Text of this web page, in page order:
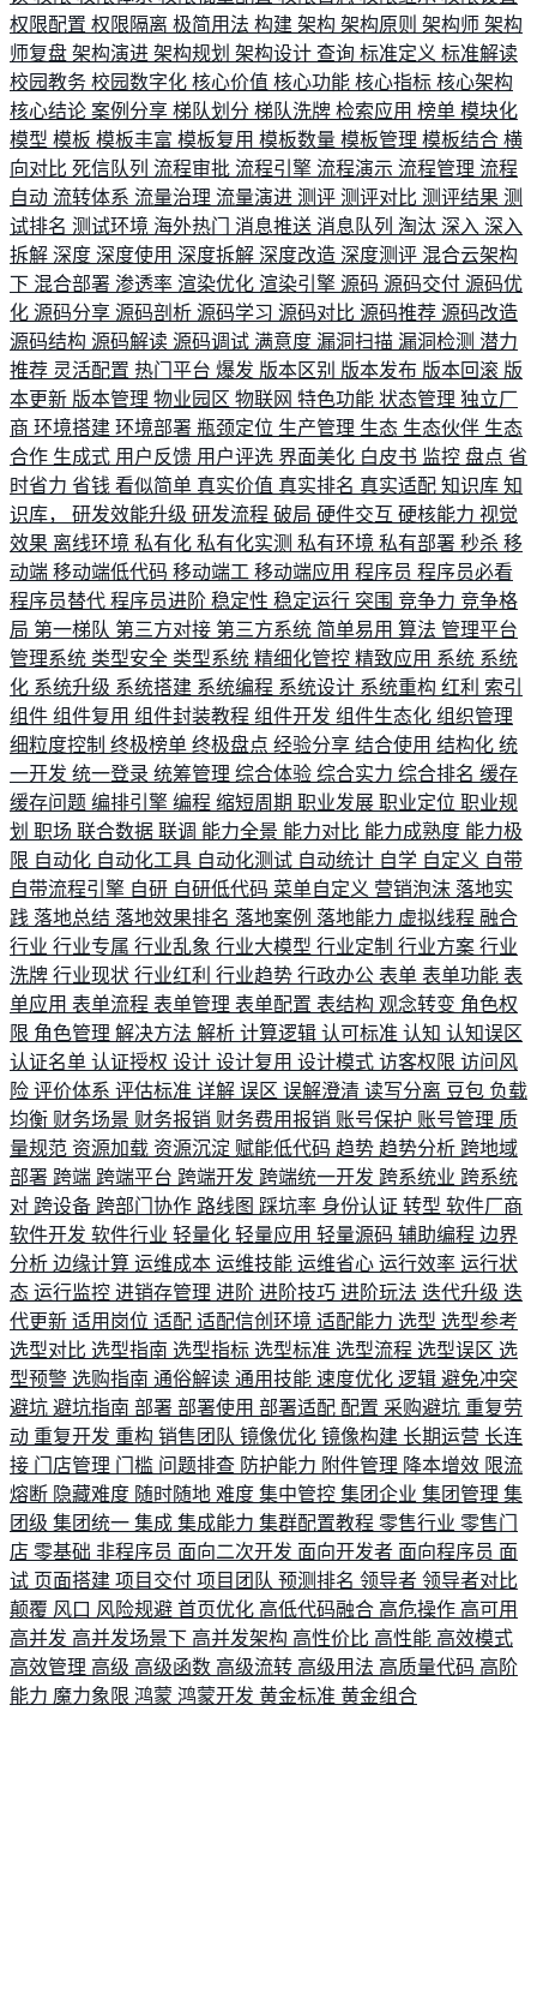
权限配置 权限隔离 极简用法 构建 架构 架构原则 架构师 架构
师复盘 架构演进 架构规划 架构设计 查询 标准定义 标准解读
校园教务 校园数字化 核心价值 核心功能 核心指标 核心架构
核心结论 案例分享 梯队划分 梯队洗牌 检索应用 榜单 模块化
模型 模板 模板丰富 模板复用 模板数量 模板管理 模板结合 横
向对比 死信队列 流程审批 流程引擎 流程演示 流程管理 流程
自动 流转体系 流量治理 流量演进 测评 测评对比 测评结果 测
试排名 测试环境 海外热门 消息推送 消息队列 淘汰 深入 深入
拆解 深度 深度使用 深度拆解 深度改造 深度测评 混合云架构
下 混合部署 渗透率 渲染优化 渲染引擎 源码 源码交付 源码优
化 源码分享 源码剖析 源码学习 源码对比 源码推荐 源码改造
源码结构 源码解读 源码调试 满意度 漏洞扫描 漏洞检测 潜力
推荐 灵活配置 热门平台 爆发 版本区别 版本发布 版本回滚 版
本更新 版本管理 物业园区 物联网 特色功能 状态管理 独立厂
商 环境搭建 环境部署 瓶颈定位 生产管理 生态 生态伙伴 生态
合作 生成式 用户反馈 用户评选 界面美化 白皮书 监控 盘点 省
时省力 省钱 看似简单 真实价值 真实排名 真实适配 知识库 知
识库， 研发效能升级 研发流程 破局 硬件交互 硬核能力 视觉
效果 离线环境 私有化 私有化实测 私有环境 私有部署 秒杀 移
动端 移动端低代码 移动端工 移动端应用 程序员 程序员必看
程序员替代 程序员进阶 稳定性 稳定运行 突围 竞争力 竞争格
局 第一梯队 第三方对接 第三方系统 简单易用 算法 管理平台
管理系统 类型安全 类型系统 精细化管控 精致应用 系统 系统
化 系统升级 系统搭建 系统编程 系统设计 系统重构 红利 索引
组件 组件复用 组件封装教程 组件开发 组件生态化 组织管理
细粒度控制 终极榜单 终极盘点 经验分享 结合使用 结构化 统
一开发 统一登录 统筹管理 综合体验 综合实力 综合排名 缓存
缓存问题 编排引擎 编程 缩短周期 职业发展 职业定位 职业规
划 职场 联合数据 联调 能力全景 能力对比 能力成熟度 能力极
限 自动化 自动化工具 自动化测试 自动统计 自学 自定义 自带
自带流程引擎 自研 自研低代码 菜单自定义 营销泡沫 落地实
践 落地总结 落地效果排名 落地案例 落地能力 虚拟线程 融合
行业 行业专属 行业乱象 行业大模型 行业定制 行业方案 行业
洗牌 行业现状 行业红利 行业趋势 行政办公 表单 表单功能 表
单应用 表单流程 表单管理 表单配置 表结构 观念转变 角色权
限 角色管理 解决方法 解析 计算逻辑 认可标准 认知 认知误区
认证名单 认证授权 设计 设计复用 设计模式 访客权限 访问风
险 评价体系 评估标准 详解 误区 误解澄清 读写分离 豆包 负载
均衡 财务场景 财务报销 财务费用报销 账号保护 账号管理 质
量规范 资源加载 资源沉淀 赋能低代码 趋势 趋势分析 跨地域
部署 跨端 跨端平台 跨端开发 跨端统一开发 跨系统业 跨系统
对 跨设备 跨部门协作 路线图 踩坑率 身份认证 转型 软件厂商
软件开发 软件行业 轻量化 轻量应用 轻量源码 辅助编程 边界
分析 边缘计算 运维成本 运维技能 运维省心 运行效率 运行状
态 运行监控 进销存管理 进阶 进阶技巧 进阶玩法 迭代升级 迭
代更新 适用岗位 适配 适配信创环境 适配能力 选型 选型参考
选型对比 选型指南 选型指标 选型标准 选型流程 选型误区 选
型预警 选购指南 通俗解读 通用技能 速度优化 逻辑 避免冲突
避坑 避坑指南 部署 部署使用 部署适配 配置 采购避坑 重复劳
动 重复开发 重构 销售团队 镜像优化 镜像构建 长期运营 长连
接 门店管理 门槛 问题排查 防护能力 附件管理 降本增效 限流
熔断 隐藏难度 随时随地 难度 集中管控 集团企业 集团管理 集
团级 集团统一 集成 集成能力 集群配置教程 零售行业 零售门
店 零基础 非程序员 面向二次开发 面向开发者 面向程序员 面
试 页面搭建 项目交付 项目团队 预测排名 领导者 领导者对比
颠覆 风口 风险规避 首页优化 高低代码融合 高危操作 高可用
高并发 高并发场景下 高并发架构 高性价比 高性能 高效模式
高效管理 高级 高级函数 高级流转 高级用法 高质量代码 高阶
能力 魔力象限 鸿蒙 鸿蒙开发 黄金标准 黄金组合